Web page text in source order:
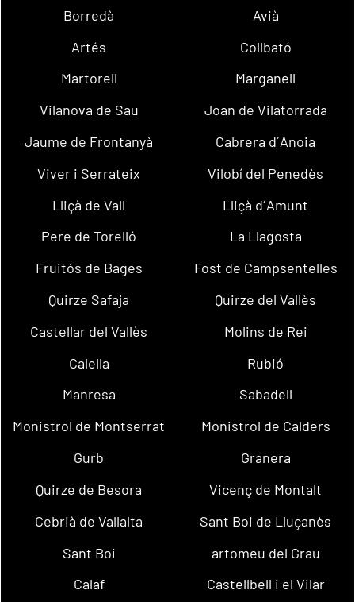
Borredà
Avià
Artés
Collbató
Martorell
Marganell
Vilanova de Sau
Joan de Vilatorrada
Jaume de Frontanyà
Cabrera d´Anoia
Viver i Serrateix
Vilobí del Penedès
Lliçà de Vall
Lliçà d´Amunt
Pere de Torelló
La Llagosta
Fruitós de Bages
Fost de Campsentelles
Quirze Safaja
Quirze del Vallès
Castellar del Vallès
Molins de Rei
Calella
Rubió
Manresa
Sabadell
Monistrol de Montserrat
Monistrol de Calders
Gurb
Granera
Quirze de Besora
Vicenç de Montalt
Cebrià de Vallalta
Sant Boi de Lluçanès
Sant Boi
artomeu del Grau
Calaf
Castellbell i el Vilar